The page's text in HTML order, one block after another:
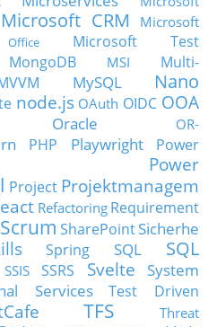
Microsoft CRM
Microsoft
Microsoft Test
MongoDB MSI
Multi-
MySQL
Nano
node.js OAuth OIDC OOA
Oracle
OR-
PHP Playwright
Power
Power
Project Projektmanagem
Refactoring Requirement
Scrum SharePointSicherhe
Spring SQL
SQL
SSIS SSRS Svelte
System
Services
Test Driven
TFS
Threat